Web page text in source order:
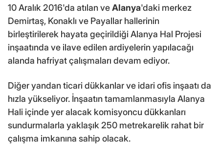
10 Aralık 2016'da atılan veAlanya'daki merkez
Demirtaş, Konaklı ve Payallar hallerinin
birleştirilerek hayata geçirildiği Alanya Hal Projesi
inşaatında ve ilave edilen ardiyelerin yapılacağı
alanda hafriyat çalışmaları devam ediyor.
Diğer yandan ticari dükkanlar ve idari ofis inşaatı da
hızla yükseliyor. İnşaatın tamamlanmasıyla Alanya
Hali içinde yer alacak komisyoncu dükkanları
sundurmalarla yaklaşık 250 metrekarelik rahat bir
çalışma imkanına sahip olacak.